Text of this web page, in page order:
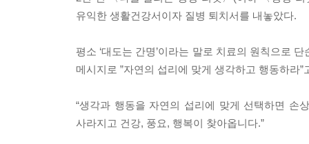
부록 Ⅰ 건강 · 풍요 · 행복을 이루게 하는 5가지 요
부록 Ⅱ 보디 리셋 생활계획표
‘건강 세렌디피티 시리즈’를 세상에 선보이며
유익한 생활건강서이자 질병 퇴치서를 내놓았다.
평소 ‘대도는 간명’이라는 말로 치료의 원칙으로
메시지로 ”자연의 섭리에 맞게 생각하고 행동하라”
“생각과 행동을 자연의 섭리에 맞게 선택하면 손
사라지고 건강, 풍요, 행복이 찾아옵니다.”